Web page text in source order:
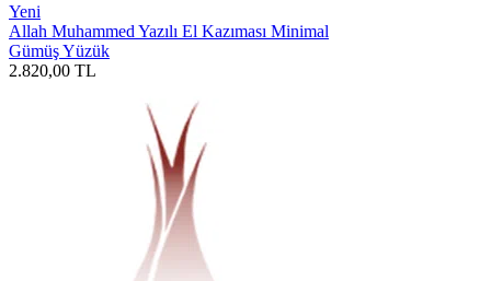
Yeni
Allah Muhammed Yazılı El Kazıması Minimal
Gümüş Yüzük
2.820,00 TL